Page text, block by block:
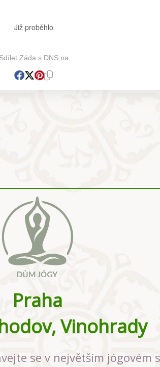
Již proběhlo
Sdílet Záda s DNS na
Praha
Vinohrady
se v největším jógovém